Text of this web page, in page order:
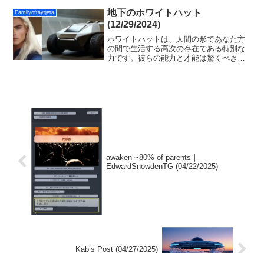
りかかって自分自身を見つけてくださ
い。
Familyoftaygeta
地下のホワイトハット
(12/29/2024)
ホワイトハットは、人間の形であなた方
の間で生活する高次の存在である特別な
力です。彼らの能力と才能は驚くべきも
awaken ~80% of parents｜
EdwardSnowdenTG (04/22/2025)
Kab’s Post (04/27/2025)